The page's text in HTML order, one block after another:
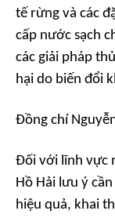
tế rừng và các
cấp nước sạch
các giải pháp
hại do biến đổi
Đồng chí
Đối với lĩnh vực
Hồ Hải lưu ý
hiệu quả, khai